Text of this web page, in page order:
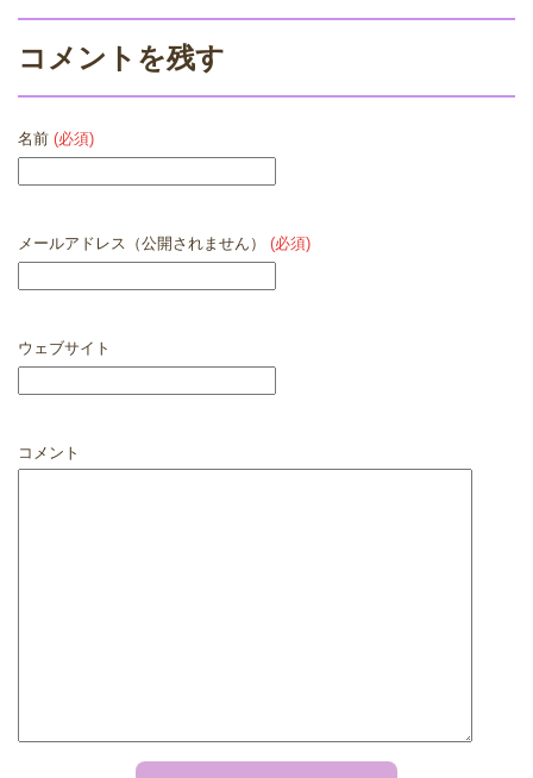
コメントを残す
名前 (必須)
メールアドレス（公開されません） (必須)
ウェブサイト
コメント